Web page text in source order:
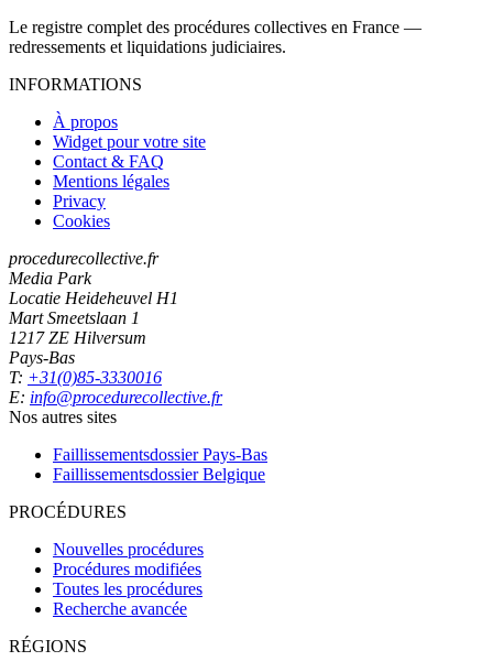
Le registre complet des procédures collectives en France —
redressements et liquidations judiciaires.
INFORMATIONS
À propos
Widget pour votre site
Contact & FAQ
Mentions légales
Privacy
Cookies
procedurecollective.fr
Media Park
Locatie Heideheuvel H1
Mart Smeetslaan 1
1217 ZE Hilversum
Pays-Bas
T: +31(0)85-3330016
E: info@procedurecollective.fr
Nos autres sites
Faillissementsdossier Pays-Bas
Faillissementsdossier Belgique
PROCÉDURES
Nouvelles procédures
Procédures modifiées
Toutes les procédures
Recherche avancée
RÉGIONS